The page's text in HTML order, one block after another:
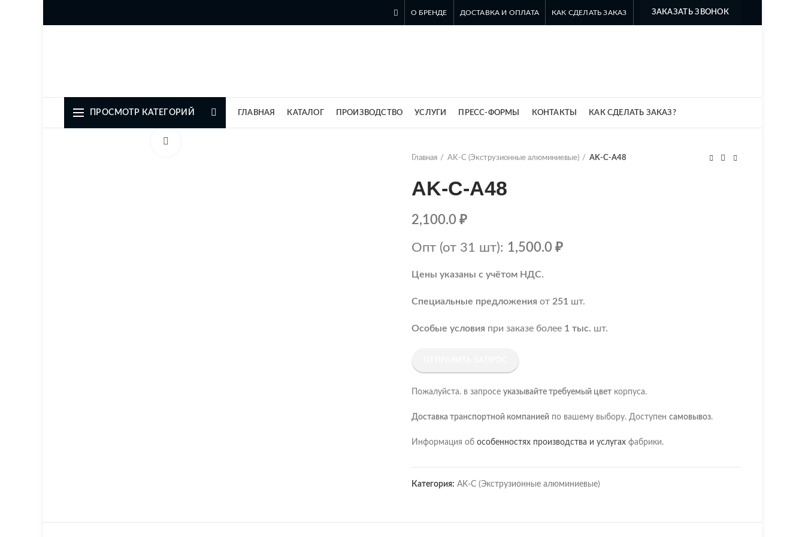
О БРЕНДЕ ДОСТАВКА И ОПЛАТА КАК СДЕЛАТЬ ЗАКАЗ ЗАКАЗАТЬ ЗВОНОК
ПРОСМОТР КАТЕГОРИЙ ГЛАВНАЯ КАТАЛОГ ПРОИЗВОДСТВО УСЛУГИ ПРЕСС-ФОРМЫ КОНТАКТЫ КАК СДЕЛАТЬ ЗАКАЗ?
Главная AK-C (Экструзионные алюминиевые) AK-C-A48
AK-C-A48
2,100.0 ₽
Опт (от 31 шт): 1,500.0 ₽
Цены указаны с учётом НДС.
Специальные предложения от 251 шт.
Особые условия при заказе более 1 тыс. шт.
Пожалуйста. в запросе указывайте требуемый цвет корпуса.
Доставка транспортной компанией по вашему выбору. Доступен самовывоз.
Информация об особенностях производства и услугах фабрики.
Категория: AK-C (Экструзионные алюминиевые)